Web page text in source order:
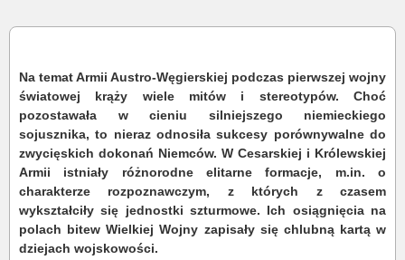
Na temat Armii Austro-Węgierskiej podczas pierwszej wojny
światowej krąży wiele mitów i stereotypów. Choć
pozostawała w cieniu silniejszego niemieckiego
sojusznika, to nieraz odnosiła sukcesy porównywalne do
zwycięskich dokonań Niemców. W Cesarskiej i Królewskiej
Armii istniały różnorodne elitarne formacje, m.in. o
charakterze rozpoznawczym, z których z czasem
wykształciły się jednostki szturmowe. Ich osiągnięcia na
polach bitew Wielkiej Wojny zapisały się chlubną kartą w
dziejach wojskowości.